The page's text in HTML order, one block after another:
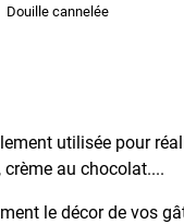
Douille cannelée
utilisée pour
au chocolat....
le décor de vos